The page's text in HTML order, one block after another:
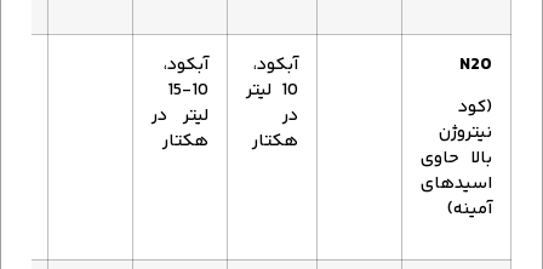
N20
(کود
نیتروژن
بالا حاوی
اسیدهای
آمینه)
آبکود،
10 لیتر
در
هکتار
آبکود،
10-15
لیتر در
هکتار